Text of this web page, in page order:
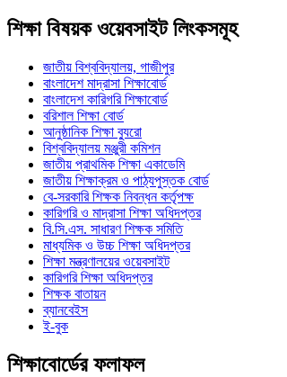
শিক্ষা বিষয়ক ওয়েবসাইট লিংকসমূহ
জাতীয় বিশ্ববিদ্যালয়, গাজীপুর
বাংলাদেশ মাদ্রাসা শিক্ষাবোর্ড
বাংলাদেশ কারিগরি শিক্ষাবোর্ড
বরিশাল শিক্ষা বোর্ড
আনুষ্ঠানিক শিক্ষা ব্যুরো
বিশ্ববিদ্যালয় মঞ্জুরী কমিশন
জাতীয় প্রাথমিক শিক্ষা একাডেমি
জাতীয় শিক্ষাক্রম ও পাঠ্যপুস্তক বোর্ড
বে-সরকারি শিক্ষক নিবন্ধন কর্তৃপক্ষ
কারিগরি ও মাদ্রাসা শিক্ষা অধিদপ্তর
বি.সি.এস. সাধারণ শিক্ষক সমিতি
মাধ্যমিক ও উচ্চ শিক্ষা অধিদপ্তর
শিক্ষা মন্ত্রণালয়ের ওয়েবসাইট
কারিগরি শিক্ষা অধিদপ্তর
শিক্ষক বাতায়ন
ব্যানবেইস
ই-বুক
শিক্ষাবোর্ডের ফলাফল